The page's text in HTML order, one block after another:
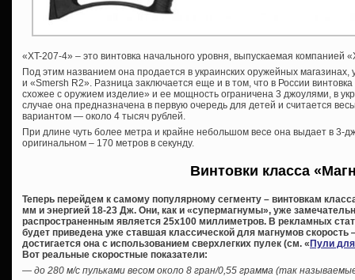
«XT-207-4» – это винтовка начального уровня, выпускаемая компанией
Под этим названием она продается в украинских оружейных магазинах,
и «Smersh R2». Разница заключается еще и в том, что в России винтовка
схожее с оружием изделие» и ее мощность ограничена 3 джоулями, в
случае она предназначена в первую очередь для детей и считается
вариантом — около 4 тысяч рублей.
При длине чуть более метра и крайне небольшом весе она выдает в 3-
оригинальном – 170 метров в секунду.
Винтовки класса
Теперь перейдем к самому популярному сегменту – винтовкам
мм и энергией 18-23 Дж. Они, как и «супермагнумы», уже
распространенным является 25х100 миллиметров. В рекламных
будет приведена уже ставшая классической для магнумов
достигается она с использованием сверхлегких пулек (см. « Пули
Вот реальные скоростные показатели:
— до 280 м/с пульками весом около 8 гран/0,55 грамма (так